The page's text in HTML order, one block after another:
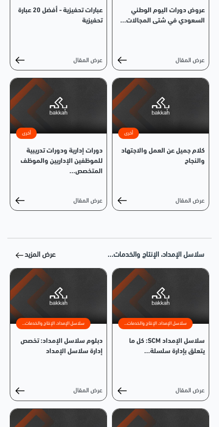
عروض دورات اليوم الوطني
السعودي في شتى المجالات...
عرض المقال
عبارات تحفيزية - أفضل 20 عبارة
تحفيزية
عرض المقال
أخرى
كلام جميل عن العمل والاجتهاد
والنجاح
عرض المقال
أخرى
دورات إدارية ودورات تدريبية
للموظفين الإداريين والموظف
المتخصص...
عرض المقال
سلاسل الإمداد، الإنتاج والخدمات... عرض المزيد
سلاسل الإمداد، الإنتاج والخدمات...
سلاسل الإمداد SCM: كل ما
يتعلق بإدارة سلسلة...
عرض المقال
سلاسل الإمداد، الإنتاج والخدمات...
دبلوم سلاسل الإمداد: تخصص
إدارة سلاسل الإمداد
عرض المقال